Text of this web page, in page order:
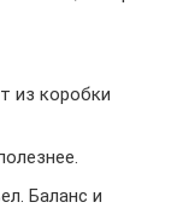
из коробки
Баланс и